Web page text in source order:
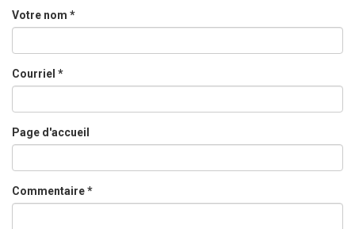
Votre nom *
Courriel *
Page d'accueil
Commentaire*